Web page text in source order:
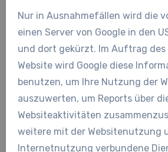
Nur in Ausnahmefällen wird die
einen Server von Google in den
und dort gekürzt. Im Auftrag des
Website wird Google diese
benutzen, um Ihre Nutzung der
auszuwerten, um Reports über
Websiteaktivitäten
weitere mit der Websitenutzung
Internetnutzung verbundene